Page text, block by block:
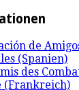
de
(Spanien)
des
(Frankreich)